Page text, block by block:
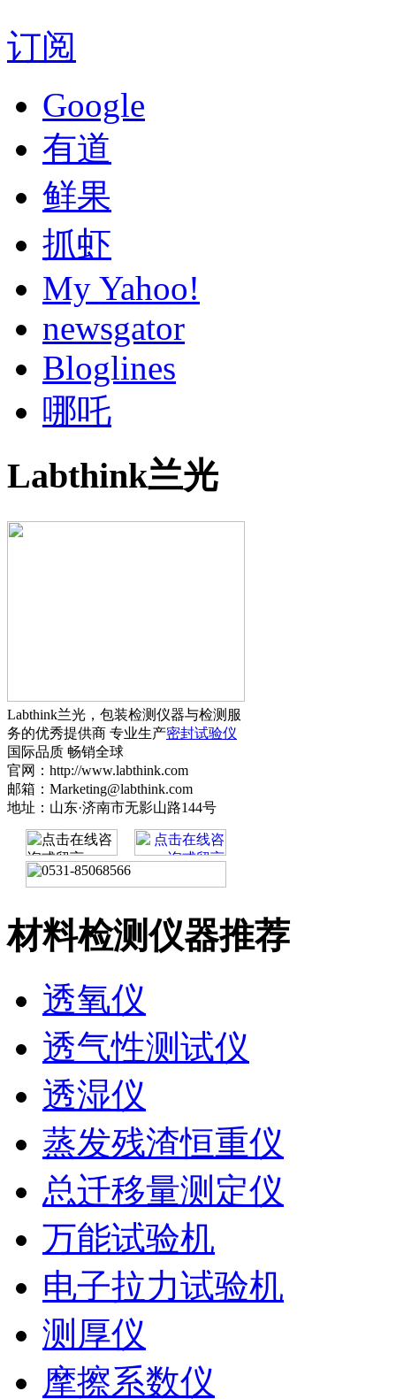
订阅
Google
有道
鲜果
抓虾
My Yahoo!
newsgator
Bloglines
哪吒
Labthink兰光
Labthink兰光，包装检测仪器与检测服
务的优秀提供商 专业生产密封试验仪
国际品质 畅销全球
官网：http://www.labthink.com
邮箱：Marketing@labthink.com
地址：山东·济南市无影山路144号
材料检测仪器推荐
透氧仪
透气性测试仪
透湿仪
蒸发残渣恒重仪
总迁移量测定仪
万能试验机
电子拉力试验机
测厚仪
摩擦系数仪